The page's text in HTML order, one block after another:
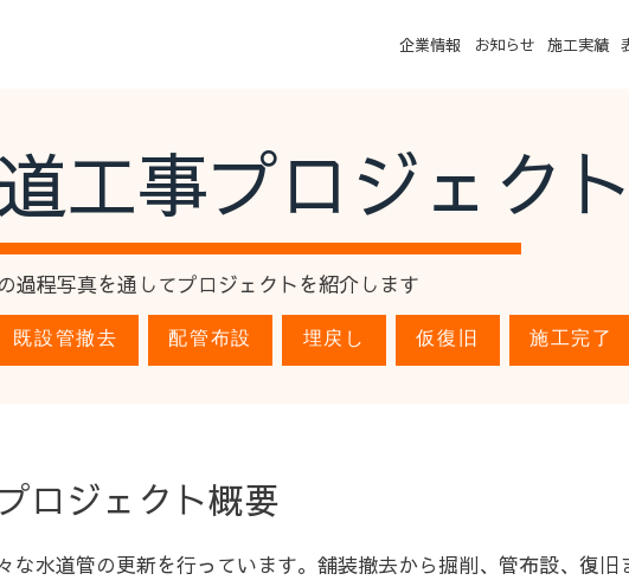
企業情報 お知らせ 施工実績
工事プロジェクト
過程写真を通してプロジェクトを紹介します
既設管撤去 配管布設 埋戻し 仮復旧 施工完了
ロジェクト概要
水道管の更新を行っています。舗装撤去から掘削、管布設、復旧